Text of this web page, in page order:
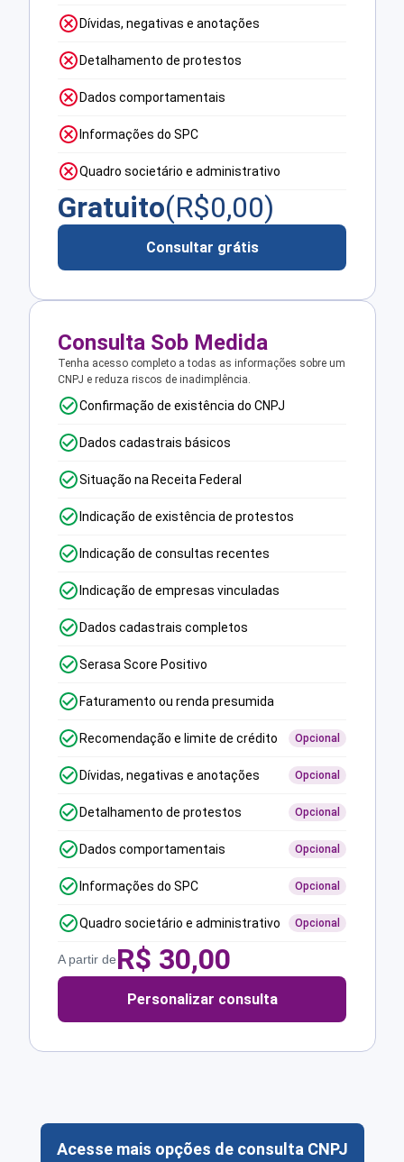
Dívidas, negativas e anotações
Detalhamento de protestos
Dados comportamentais
Informações do SPC
Quadro societário e administrativo
Gratuito(R$0,00)
Consultar grátis
Consulta Sob Medida
Tenha acesso completo a todas as informações sobre um
CNPJ e reduza riscos de inadimplência.
Confirmação de existência do CNPJ
Dados cadastrais básicos
Situação na Receita Federal
Indicação de existência de protestos
Indicação de consultas recentes
Indicação de empresas vinculadas
Dados cadastrais completos
Serasa Score Positivo
Faturamento ou renda presumida
Recomendação e limite de crédito Opcional
Dívidas, negativas e anotações Opcional
Detalhamento de protestos Opcional
Dados comportamentais Opcional
Informações do SPC Opcional
Quadro societário e administrativo Opcional
A partir deR$ 30,00
Personalizar consulta
Acesse mais opções de consulta CNPJ